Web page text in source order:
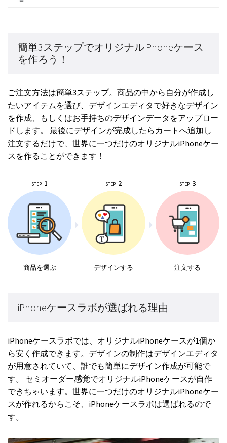
簡単3ステップでオリジナルiPhoneケース
を作ろう！
ご注文方法は簡単3ステップ。商品の中から自分が作成し
たいアイテムを選び、デザインエディタで好きなデザイン
を作成、もしくはお手持ちのデザインデータをアップロー
ドします。 最後にデザインが完成したらカートへ追加し
注文するだけで、世界に一つだけのオリジナルiPhoneケー
スを作ることができます！
STEP 1
商品を選ぶ
STEP 2
デザインする
STEP 3
注文する
iPhoneケースラボが選ばれる理由
iPhoneケースラボでは、オリジナルiPhoneケースが1個か
ら安く作成できます。デザインの制作はデザインエディタ
が用意されていて、誰でも簡単にデザイン作成が可能で
す。 セミオーダー感覚でオリジナルiPhoneケースが自作
できちゃいます。世界に一つだけのオリジナルiPhoneケー
スが作れるからこそ、iPhoneケースラボは選ばれるので
す。